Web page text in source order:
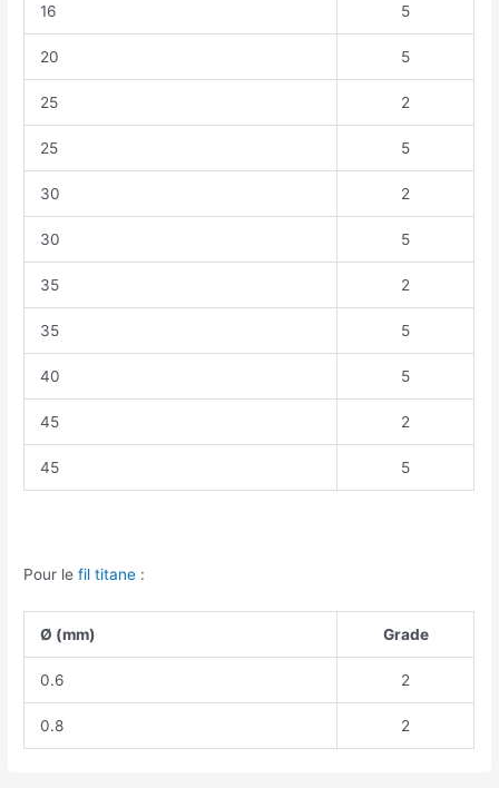
16 5
20 5
25 2
25 5
30 2
30 5
35 2
35 5
40 5
45 2
45 5
Pour lefil titane :
Ø (mm) Grade
0.6 2
0.8 2